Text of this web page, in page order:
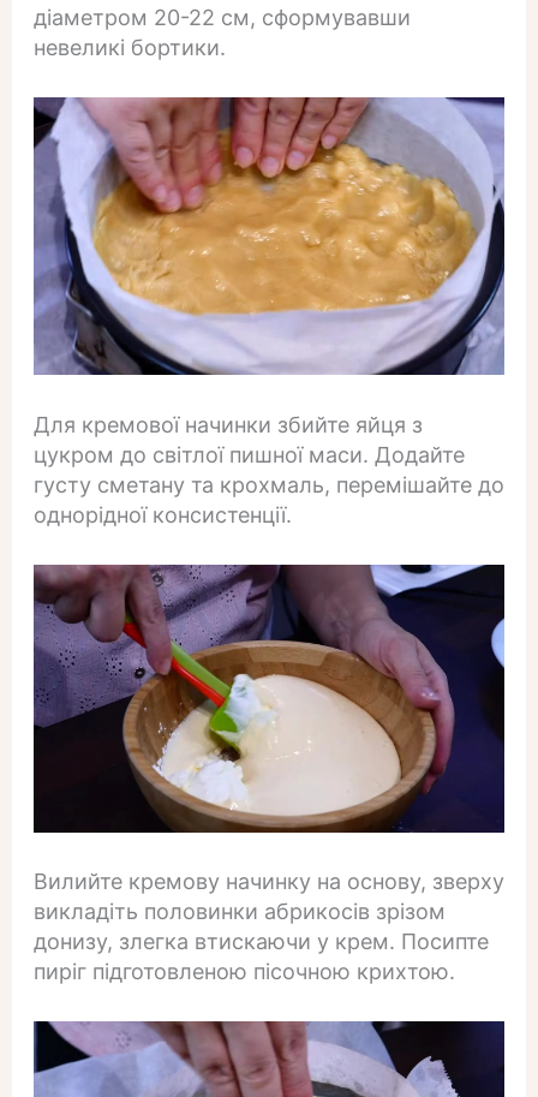
діаметром 20-22 см, сформувавши
невеликі бортики.
Для кремової начинки збийте яйця з
цукром до світлої пишної маси. Додайте
густу сметану та крохмаль, перемішайте до
однорідної консистенції.
Вилийте кремову начинку на основу, зверху
викладіть половинки абрикосів зрізом
донизу, злегка втискаючи у крем. Посипте
пиріг підготовленою пісочною крихтою.